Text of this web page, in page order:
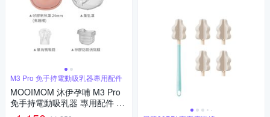
M3 Pro 免手持電動吸乳器專用配件
MOOIMOM 沐伊孕哺 M3 Pro
免手持電動吸乳器 專用配件 配
件組-多款可選